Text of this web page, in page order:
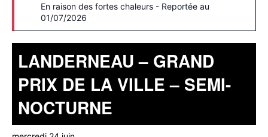
En raison des fortes chaleurs - Reportée au
01/07/2026
LANDERNEAU – GRAND
PRIX DE LA VILLE – SEMI-
NOCTURNE